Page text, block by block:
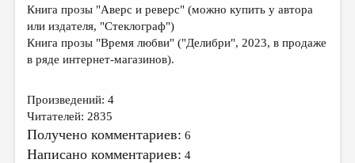
ОТ РЕДАКЦИИ
МАЛАЯ ПРОЗА
ЭССЕИСТИКА
ЛИТЕРАТУРОВЕДЕНИЕ
КУЛЬТУРОВЕДЕНИЕ
ПУБЛИЦИСТИКА
Книга прозы "Аверс и реверс" (можно купить у автора
или издателя, "Стеклограф")
Книга прозы "Время любви" ("Делибри", 2023, в продаже
в ряде интернет-магазинов).
Произведений: 4
Читателей: 2835
Получено комментариев: 6
Написано комментариев: 4